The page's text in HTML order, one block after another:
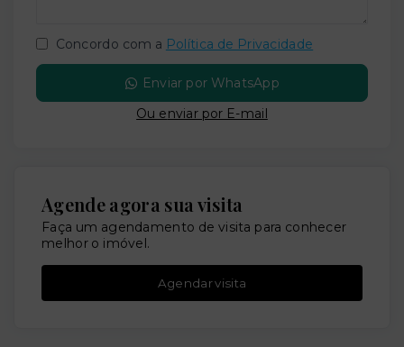
Concordo com a Política de Privacidade
Enviar por WhatsApp
Ou enviar por E-mail
Agende agora sua visita
Faça um agendamento de visita para conhecer
melhor o imóvel.
Agendar visita